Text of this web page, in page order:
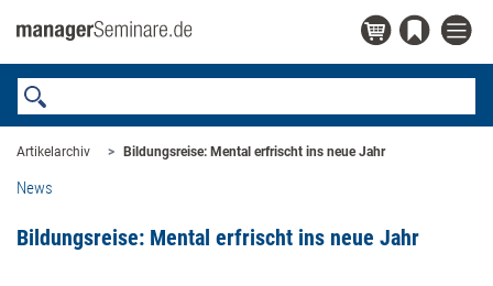
Artikelarchiv Bildungsreise: Mental erfrischt ins neue Jahr
News
Bildungsreise: Mental erfrischt ins neue Jahr